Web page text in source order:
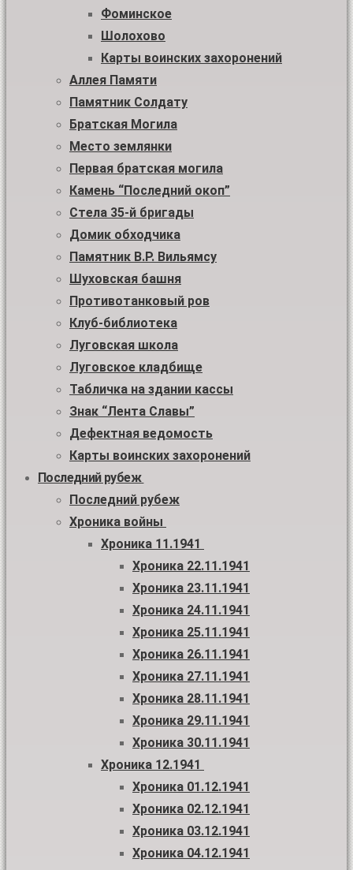
Фоминское
Шолохово
Карты воинских захоронений
Аллея Памяти
Памятник Солдату
Братская Могила
Место землянки
Первая братская могила
Камень “Последний окоп”
Стела 35-й бригады
Домик обходчика
Памятник В.Р. Вильямсу
Шуховская башня
Противотанковый ров
Клуб-библиотека
Луговская школа
Луговское кладбище
Табличка на здании кассы
Знак “Лента Славы”
Дефектная ведомость
Карты воинских захоронений
Последний рубеж
Последний рубеж
Хроника войны
Хроника 11.1941
Хроника 22.11.1941
Хроника 23.11.1941
Хроника 24.11.1941
Хроника 25.11.1941
Хроника 26.11.1941
Хроника 27.11.1941
Хроника 28.11.1941
Хроника 29.11.1941
Хроника 30.11.1941
Хроника 12.1941
Хроника 01.12.1941
Хроника 02.12.1941
Хроника 03.12.1941
Хроника 04.12.1941